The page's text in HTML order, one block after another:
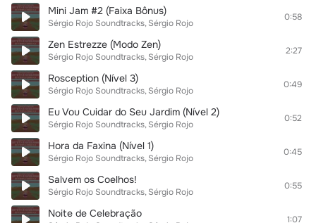
Mini Jam #2 (Faixa Bônus)
Sérgio Rojo Soundtracks Sérgio Rojo
0:58
Zen Estrezze (Modo Zen)
Sérgio Rojo Soundtracks Sérgio Rojo
2:27
Rosception (Nível 3)
Sérgio Rojo Soundtracks Sérgio Rojo
0:49
Eu Vou Cuidar do Seu Jardim (Nível 2)
Sérgio Rojo Soundtracks Sérgio Rojo
0:52
Hora da Faxina (Nível 1)
Sérgio Rojo Soundtracks Sérgio Rojo
0:45
Salvem os Coelhos!
Sérgio Rojo Soundtracks Sérgio Rojo
0:55
Noite de Celebração 1:07